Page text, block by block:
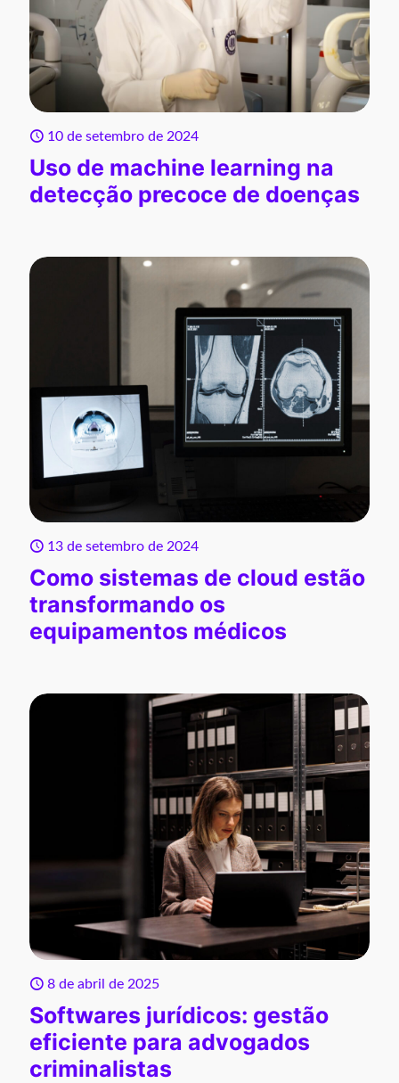
10 de setembro de 2024
Uso de machine learning na
detecção precoce de doenças
13 de setembro de 2024
Como sistemas de cloud estão
transformando os
equipamentos médicos
8 de abril de 2025
Softwares jurídicos: gestão
eficiente para advogados
criminalistas